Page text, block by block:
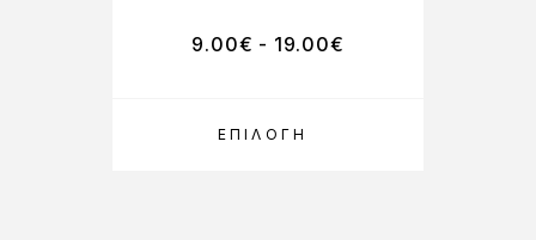
ΕΠΙΛΟΓΉ
9.00€ - 19.00€